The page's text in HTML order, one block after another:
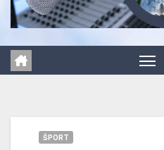
ŠPORT